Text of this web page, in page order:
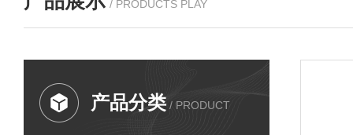
/ PRODUCTS PLAY
产品分类 / PRODUCT